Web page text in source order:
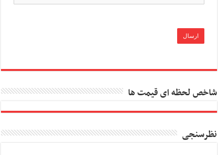
شاخص لحظه ای قیمت ها
نظرسنجی